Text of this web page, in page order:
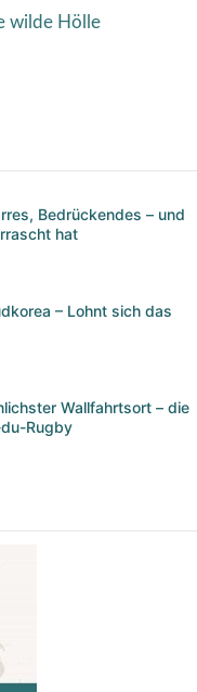
wilde Hölle
Bedrückendes – und
hat
– Lohnt sich das
Wallfahrtsort – die
Rugby